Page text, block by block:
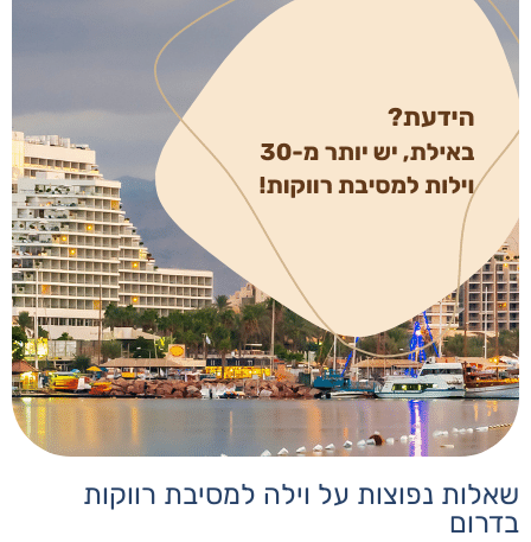
שאלות נפוצות על וילה למסיבת רווקות
בדרום